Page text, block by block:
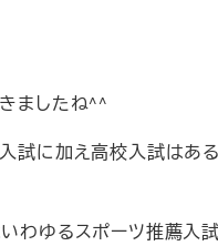
ましたね^^
試に加え高校入試はあ
わゆるスポーツ推薦入試